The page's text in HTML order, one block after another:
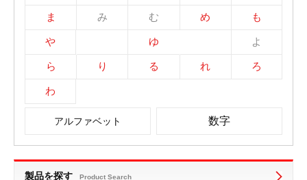
ま み む め も
や ゆ よ
ら り る れ ろ
わ
アルファベット 数字
製品を探す Product Search